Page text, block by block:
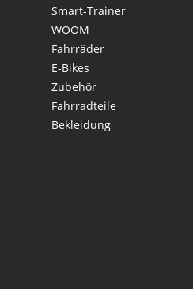
Smart-Trainer
WOOM
Fahrräder
E-Bikes
Zubehör
Fahrradteile
Bekleidung